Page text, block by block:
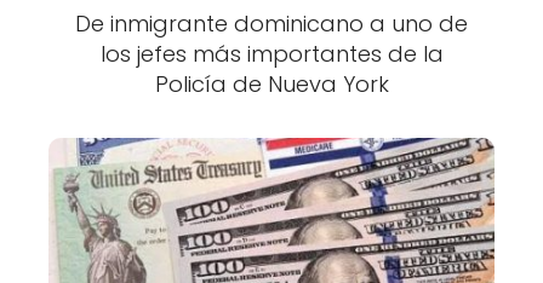
De inmigrante dominicano a uno de
los jefes más importantes de la
Policía de Nueva York